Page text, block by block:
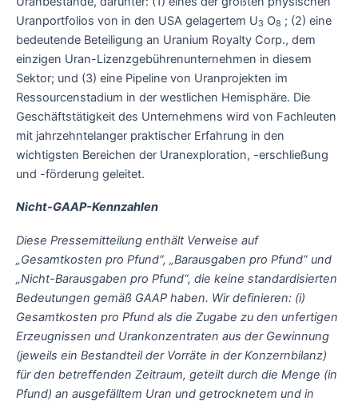
Uranportfolios von in den USA gelagertem U3 O8 ; (2) eine
bedeutende Beteiligung an Uranium Royalty Corp., dem
einzigen Uran-Lizenzgebührenunternehmen in diesem
Sektor; und (3) eine Pipeline von Uranprojekten im
Ressourcenstadium in der westlichen Hemisphäre. Die
Geschäftstätigkeit des Unternehmens wird von Fachleuten
mit jahrzehntelanger praktischer Erfahrung in den
wichtigsten Bereichen der Uranexploration, -erschließung
und -förderung geleitet.
Nicht-GAAP-Kennzahlen
Diese Pressemitteilung enthält Verweise auf
„Gesamtkosten pro Pfund“, „Barausgaben pro Pfund“ und
„Nicht-Barausgaben pro Pfund“, die keine standardisierten
Bedeutungen gemäß GAAP haben. Wir definieren: (i)
Gesamtkosten pro Pfund als die Zugabe zu den unfertigen
Erzeugnissen und Urankonzentraten aus der Gewinnung
(jeweils ein Bestandteil der Vorräte in der Konzernbilanz)
für den betreffenden Zeitraum, geteilt durch die Menge (in
Pfund) an ausgefälltem Uran und getrocknetem und in